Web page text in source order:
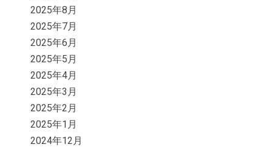
2025年8月
2025年7月
2025年6月
2025年5月
2025年4月
2025年3月
2025年2月
2025年1月
2024年12月